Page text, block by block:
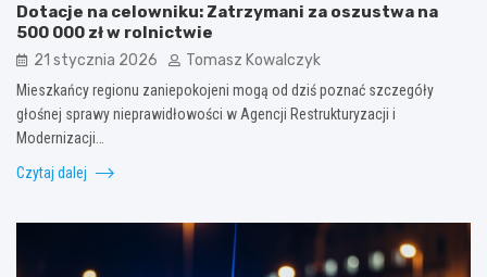
Dotacje na celowniku: Zatrzymani za oszustwa na
500 000 zł w rolnictwie
21 stycznia 2026 Tomasz Kowalczyk
Mieszkańcy regionu zaniepokojeni mogą od dziś poznać szczegóły
głośnej sprawy nieprawidłowości w Agencji Restrukturyzacji i
Modernizacji…
Czytaj dalej